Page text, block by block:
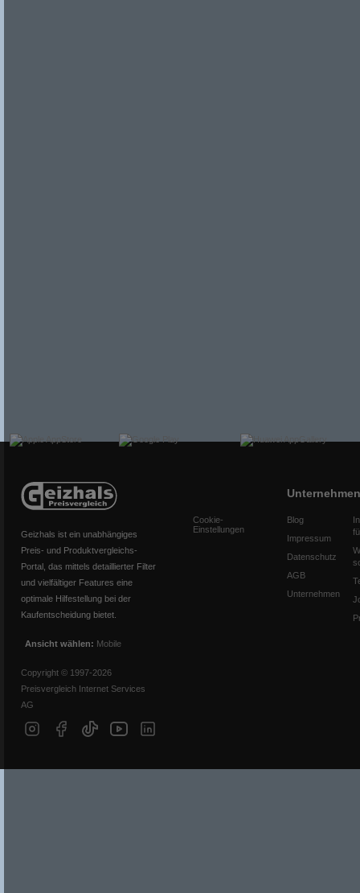
Geizhals ist ein unabhängiges
Preis- und Produktvergleichs-
Portal, das mittels detaillierter Filter
und vielfältiger Features eine
optimale Hilfestellung bei der
Kaufentscheidung bietet.
Ansicht wählen: Mobile
Copyright © 1997-2026
Preisvergleich Internet Services
AG
Cookie-
Einstellungen
Unternehmen
Blog
Impressum
Datenschutz
AGB
Unternehmen